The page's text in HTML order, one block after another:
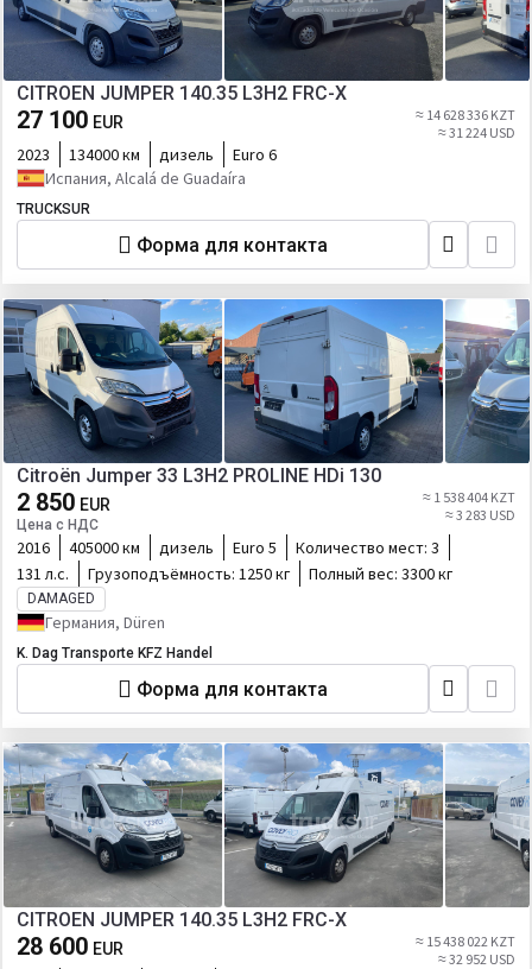
CITROEN JUMPER 140.35 L3H2 FRC-X
27 100 EUR
≈ 14 628 336 KZT
≈ 31 224 USD
2023 134000 км дизель
Euro 6
Испания, Alcalá de Guadaíra
TRUCKSUR
Форма для контакта
Citroën Jumper 33 L3H2 PROLINE HDi 130
2 850 EUR
Цена с НДС
≈ 1 538 404 KZT
≈ 3 283 USD
2016 405000 км дизель Euro 5 Количество мест: 3
131 л.с.
Грузоподъёмность: 1250 кг Полный вес: 3300 кг
DAMAGED
Германия, Düren
K. Dag Transporte KFZ Handel
Форма для контакта
CITROEN JUMPER 140.35 L3H2 FRC-X
28 600 EUR
≈ 15 438 022 KZT
≈ 32 952 USD